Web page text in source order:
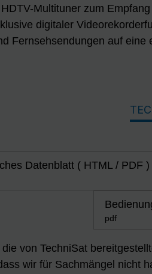
Multituner zum
digitaler
Fernsehsendungen auf eine
Datenblatt ( HTML / PDF )
pdf
von TechniSat
wir für Sachmängel nicht